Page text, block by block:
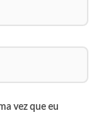
vez que eu